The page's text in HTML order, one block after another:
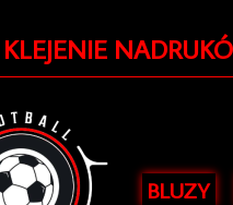
KLEJENIE
BLUZY